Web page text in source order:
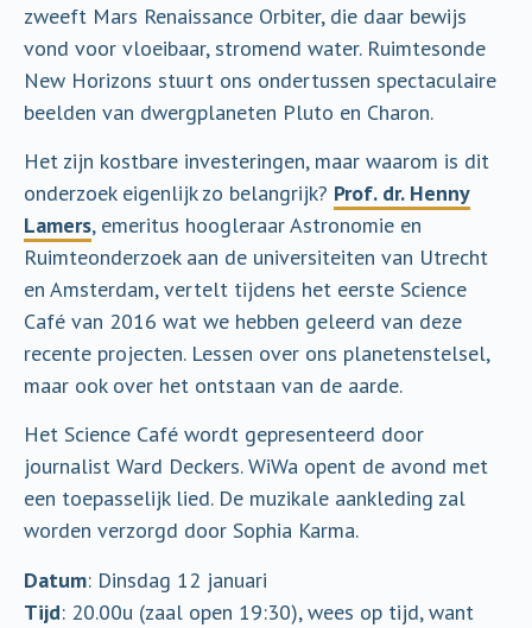
zweeft Mars Renaissance Orbiter, die daar bewijs
vond voor vloeibaar, stromend water. Ruimtesonde
New Horizons stuurt ons ondertussen spectaculaire
beelden van dwergplaneten Pluto en Charon.
Het zijn kostbare investeringen, maar waarom is dit
onderzoek eigenlijk zo belangrijk? Prof. dr. Henny
Lamers, emeritus hoogleraar Astronomie en
Ruimteonderzoek aan de universiteiten van Utrecht
en Amsterdam, vertelt tijdens het eerste Science
Café van 2016 wat we hebben geleerd van deze
recente projecten. Lessen over ons planetenstelsel,
maar ook over het ontstaan van de aarde.
Het Science Café wordt gepresenteerd door
journalist Ward Deckers. WiWa opent de avond met
een toepasselijk lied. De muzikale aankleding zal
worden verzorgd door Sophia Karma.
Datum: Dinsdag 12 januari
Tijd: 20.00u (zaal open 19:30), wees op tijd, want